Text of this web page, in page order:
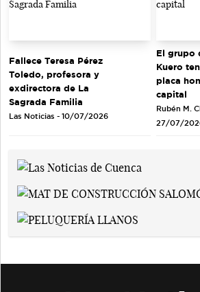
Fallece Teresa Pérez
Toledo, profesora y
exdirectora de La
Sagrada Familia
Las Noticias - 10/07/2026
El grupo
Kuero
placa
capital
Rubén M.
27/07/